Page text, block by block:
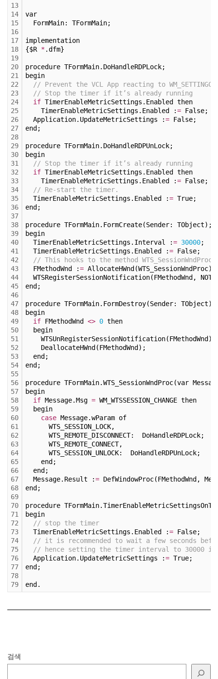
13
14
15
16
17
18
19
20
21
22
23
24
25
26
27
28
29
30
31
32
33
34
35
36
37
38
39
40
41
42
43
44
45
46
47
48
49
50
51
52
53
54
55
56
57
58
59
60
61
62
63
64
65
66
67
68
69
70
71
72
73
74
75
76
77
78
79
var
FormMain: TFormMain;
implementation
{$R * .dfm}
procedure TFormMain.DoHandleRDPLock;
begin
// Prevent the VCL App reacting to
// Stop the timer if it’s already running
if TimerEnableMetricSettings.Enabled then
TimerEnableMetricSettings.Enabled := False;
Application.UpdateMetricSettings := False;
end;
procedure TFormMain.DoHandleRDPUnLock;
begin
// Stop the timer if it’s already running
if TimerEnableMetricSettings.Enabled then
TimerEnableMetricSettings.Enabled := False;
// Re-start the timer.
TimerEnableMetricSettings.Enabled := True;
end;
procedure TFormMain.FormCreate(Sender: TObject);
begin
TimerEnableMetricSettings.Interval := 30000;
TimerEnableMetricSettings.Enabled := False;
// This hooks to the method
FMethodWnd :=
WTSRegisterSessionNotification(FMethodWnd,
end;
procedure TFormMain.FormDestroy(Sender: TObject);
begin
if FMethodWnd <> 0 then
begin
WTSUnRegisterSessionNotification(FMethodWnd);
DeallocateHWnd(FMethodWnd);
end;
end;
procedure TFormMain.WTS_SessionWndProc(var
begin
if Message.Msg = WM_WTSSESSION_CHANGE then
begin
case Message.wParam of
WTS_SESSION_LOCK,
WTS_REMOTE_DISCONNECT:  DoHandleRDPLock;
WTS_REMOTE_CONNECT,
WTS_SESSION_UNLOCK:  DoHandleRDPUnLock;
end;
end;
Message.Result := DefWindowProc(FMethodWnd,
end;
procedure
begin
// stop the timer
TimerEnableMetricSettings.Enabled := False;
// it is recommended to wait a few seconds
// hence setting the timer interval to 30000 in
Application.UpdateMetricSettings := True;
end;
end.
검색